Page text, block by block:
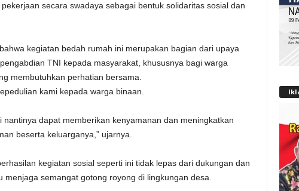
secara swadaya sebagai bentuk solidaritas sosial dan
kegiatan bedah rumah ini merupakan bagian dari upaya
TNI kepada masyarakat, khususnya bagi warga
membutuhkan perhatian bersama.
kami kepada warga binaan.
dapat memberikan kenyamanan dan meningkatkan
beserta keluarganya,” ujarnya.
kegiatan sosial seperti ini tidak lepas dari dukungan dan
menjaga semangat gotong royong di lingkungan desa.